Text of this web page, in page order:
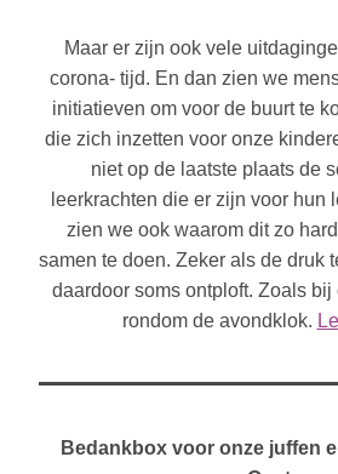
Maar er zijn ook vele
corona- tijd. En dan zien we
initiatieven om voor de buurt te
die zich inzetten voor onze
niet op de laatste plaats de
leerkrachten die er zijn voor hun
zien we ook waarom dit zo
samen te doen. Zeker als de druk
daardoor soms ontploft. Zoals
rondom de avondklok.
Bedankbox voor onze juffen